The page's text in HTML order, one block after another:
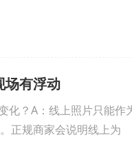
场有浮动
？A：线上照片只能
正规商家会说明线上为